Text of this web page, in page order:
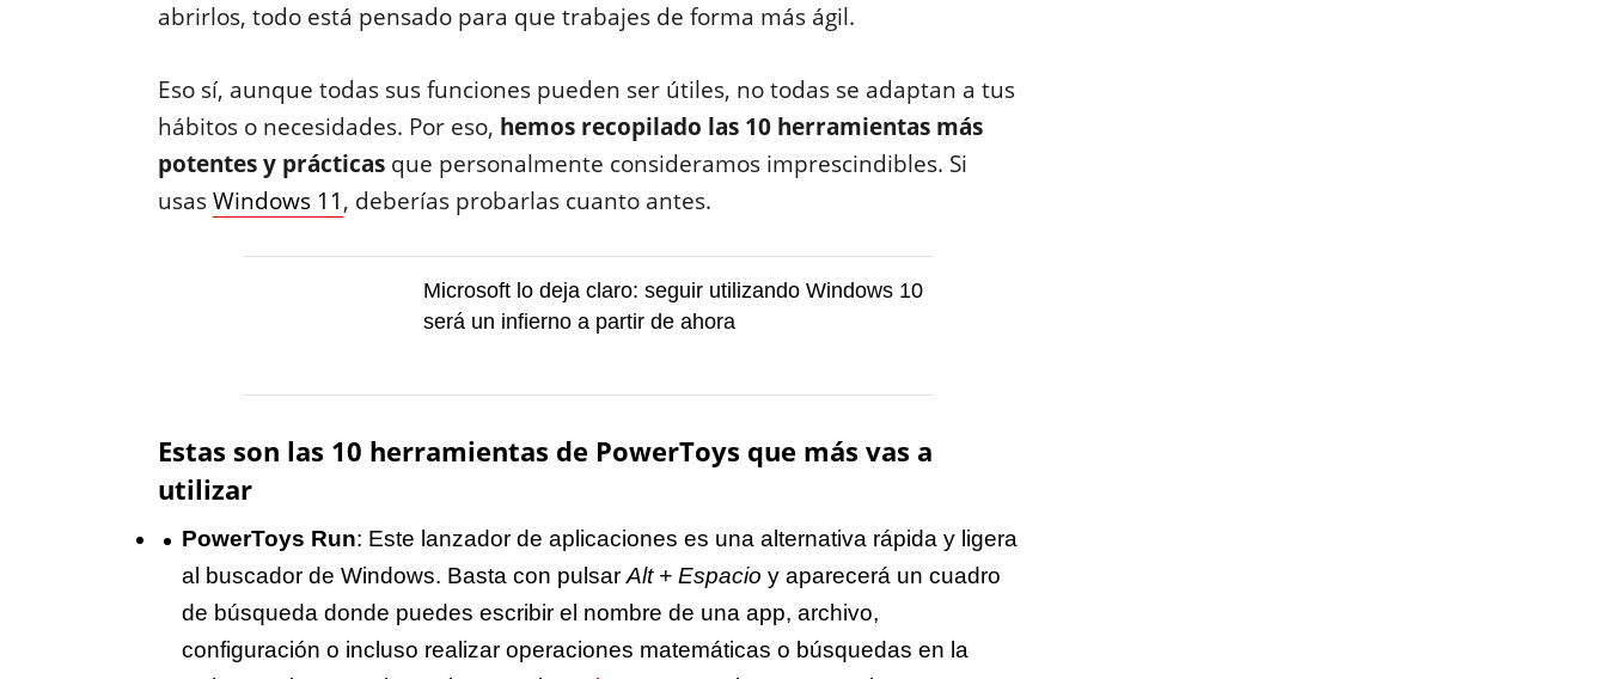
abrirlos, todo está pensado para que trabajes de forma más ágil.
Eso sí, aunque todas sus funciones pueden ser útiles, no todas se adaptan a tus
hábitos o necesidades. Por eso, hemos recopilado las 10 herramientas más
potentes y prácticasque personalmente consideramos imprescindibles. Si
usasWindows 11, deberías probarlas cuanto antes.
Microsoft lo deja claro: seguir utilizando Windows 10
será un infierno a partir de ahora
Estas son las 10 herramientas de PowerToys que más vas a
utilizar
PowerToys Run: Este lanzador de aplicaciones es una alternativa rápida y ligera
al buscador de Windows. Basta con pulsar Alt + Espacio y aparecerá un cuadro
de búsqueda donde puedes escribir el nombre de una app, archivo,
configuración o incluso realizar operaciones matemáticas o búsquedas en la